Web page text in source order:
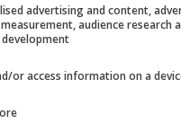
advertising and content,
audience research
development
or access information on a